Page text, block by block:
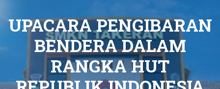
UPACARA PENGIBARAN
BENDERA DALAM
RANGKA HUT